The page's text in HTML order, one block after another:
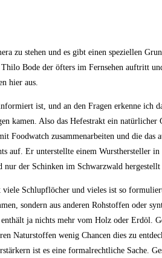
zu stehen und es gibt einen speziellen
Bode der öfters im Fernsehen auftritt
hier aus.
ist, und an den Fragen erkenne ich
kamen. Also das Hefestrakt ein natürlicher
zusammenarbeiten und die das
Er unterstellte einem Wursthersteller in
nur der Schinken im Schwarzwald
Schlupflöcher und vieles ist so
sondern aus anderen Rohstoffen oder
ja nichts mehr vom Holz oder Erdöl.
Naturstoffen wenig Chancen dies zu
ist es eine formalrechtliche Sache.